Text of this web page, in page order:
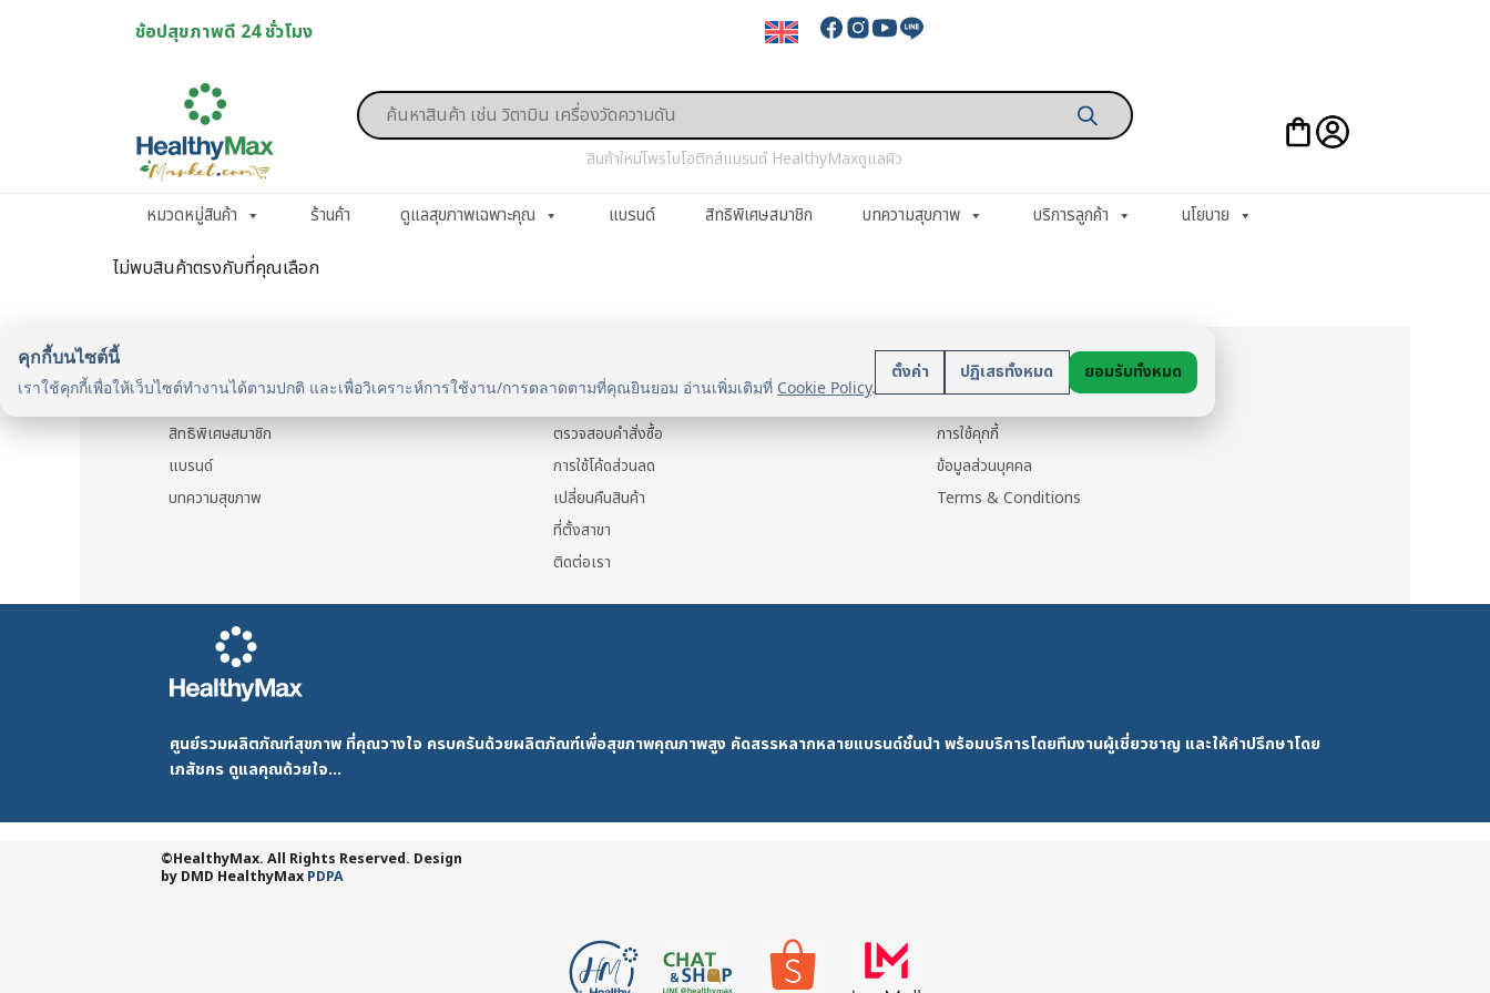
ช้อปสุขภาพดี 24 ชั่วโมง
Products
search
สินค้าใหม่โพรไบโอติกส์แบรนด์ HealthyMaxดูแลผิว
หมวดหมู่สินค้า ร้านค้า ดูแลสุขภาพเฉพาะคุณ แบรนด์ สิทธิพิเศษสมาชิก บทความสุขภาพ บริการลูกค้า นโยบาย
ไม่พบสินค้าตรงกับที่คุณเลือก
คุกกี้บนไซต์นี้
เราใช้คุกกี้เพื่อให้เว็บไซต์ทำงานได้ตามปกติ และเพื่อวิเคราะห์การใช้งาน/การตลาดตามที่คุณยินยอม อ่านเพิ่มเติมที่ Cookie Policy.
ตั้งค่า ปฏิเสธทั้งหมด ยอมรับทั้งหมด
สิทธิพิเศษสมาชิก
แบรนด์
บทความสุขภาพ
แจ้งการชำระเงิน
ตรวจสอบคำสั่งซื้อ
การใช้โค้ดส่วนลด
เปลี่ยนคืนสินค้า
ที่ตั้งสาขา
ติดต่อเรา
นโยบาย
ข้อมูลส่วนตัว
การใช้คุกกี้
ข้อมูลส่วนบุคคล
Terms & Conditions
ศูนย์รวมผลิตภัณฑ์สุขภาพ ที่คุณวางใจ ครบครันด้วยผลิตภัณฑ์เพื่อสุขภาพคุณภาพสูง คัดสรรหลากหลายแบรนด์ชั้นนำ พร้อมบริการโดยทีมงานผู้เชี่ยวชาญ และให้คำปรึกษาโดย
เภสัชกร ดูแลคุณด้วยใจ...
©HealthyMax. All Rights Reserved. Design
by DMD HealthyMax PDPA